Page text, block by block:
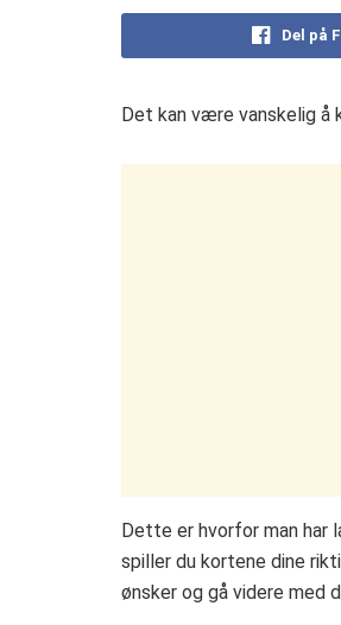
Del på
Det kan være vanskelig å
Dette er hvorfor man har
spiller du kortene dine
ønsker og gå videre med